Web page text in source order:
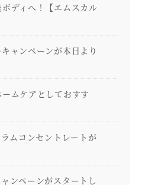
ディへ！【エムスカル
ャンペーンが本日より
ムケアとしておすす
ムコンセントレートが
ンペーンがスタートし